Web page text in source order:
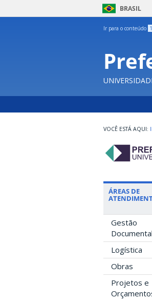
BRASIL
Ir para o conteúdo 1
ÁREAS DE
Gestão
Documental
Logística
Obras
Projetos e